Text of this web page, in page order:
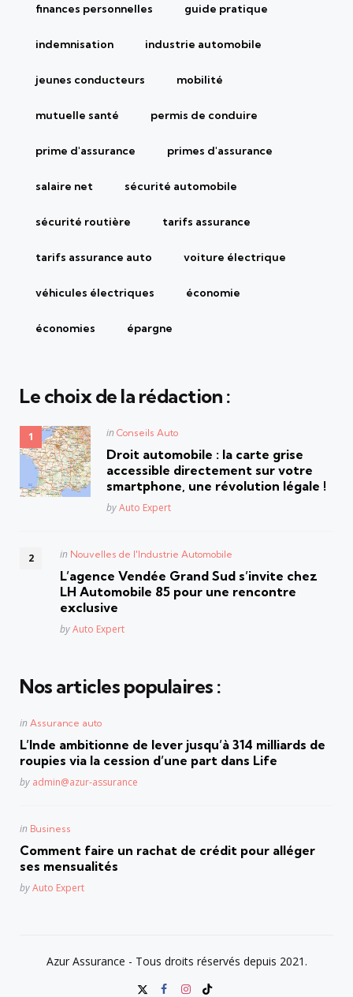
finances personnelles guide pratique
indemnisation industrie automobile
jeunes conducteurs mobilité
mutuelle santé permis de conduire
prime d'assurance primes d'assurance
salaire net sécurité automobile
sécurité routière tarifs assurance
tarifs assurance auto voiture électrique
véhicules électriques économie
économies épargne
Le choix de la rédaction :
Posted
in Conseils Auto
Droit automobile : la carte grise
accessible directement sur votre
smartphone, une révolution légale !
Posted
byAuto Expert
Posted
in Nouvelles de l'Industrie Automobile
L’agence Vendée Grand Sud s’invite chez
LH Automobile 85 pour une rencontre
exclusive
Posted
byAuto Expert
Nos articles populaires :
Posted
in Assurance auto
L’Inde ambitionne de lever jusqu’à 314 milliards de
roupies via la cession d’une part dans Life
Posted
by admin@azur-assurance
Posted
in Business
Comment faire un rachat de crédit pour alléger
ses mensualités
Posted
byAuto Expert
Azur Assurance - Tous droits réservés depuis 2021.